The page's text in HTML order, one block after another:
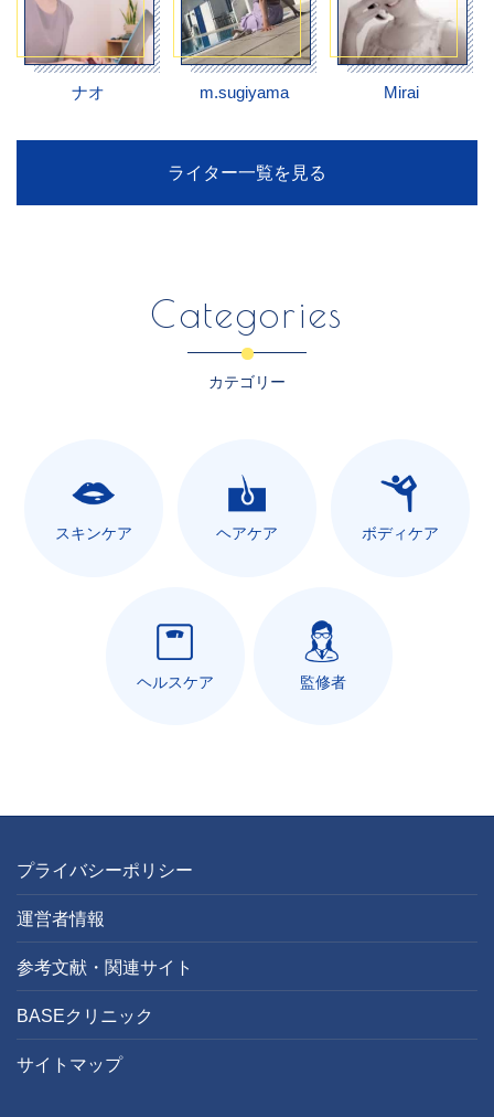
ナオ m.sugiyama Mirai
ライター一覧を見る
Categories
カテゴリー
スキンケア ヘアケア ボディケア
ヘルスケア 監修者
プライバシーポリシー
運営者情報
参考文献・関連サイト
BASEクリニック
サイトマップ